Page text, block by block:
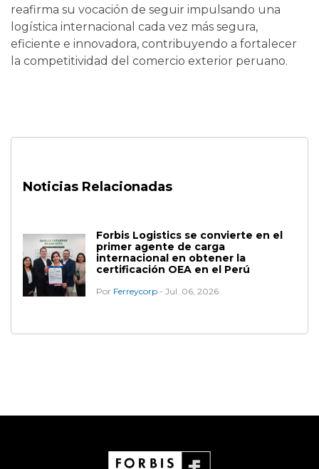
reafirma su vocación de seguir impulsando una
logística internacional cada vez más segura,
eficiente e innovadora, contribuyendo a fortalecer
la competitividad del comercio exterior peruano.
Noticias Relacionadas
Forbis Logistics se convierte en el
primer agente de carga
internacional en obtener la
certificación OEA en el Perú
Por Ferreycorp - Jul. 06, 2026